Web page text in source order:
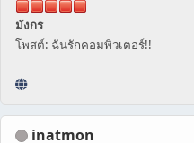
มังกร
โพสต์: ฉันรักคอมพิวเตอร์!!
inatmon